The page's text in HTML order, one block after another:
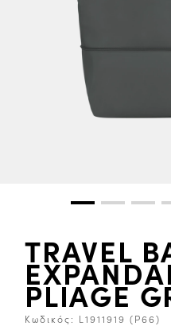
TRAVEL
PLIAGE
Κωδικός: L1911919 (P66)